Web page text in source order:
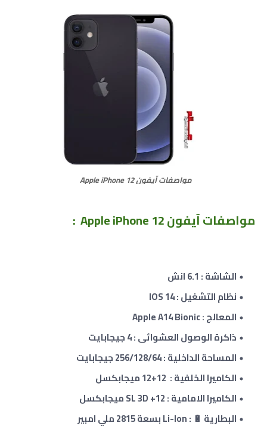
مواصفات آيفون Apple iPhone 12
مواصفات آيفون Apple iPhone 12 :
الشاشة : 6.1 انش
نظام التشغيل : IOS 14
المعالج : Apple A14 Bionic
ذاكرة الوصول العشوائى : 4 جيجابايت
المساحة الداخلية : 256/128/64
جيجابايت
الكاميرا الخلفية : 12+12 ميجابكسل
الكاميرا الامامية : 12+
SL 3D ميجابكسل
البطارية 🔋 : Li-Ion بسعة 2815 ملي امبير